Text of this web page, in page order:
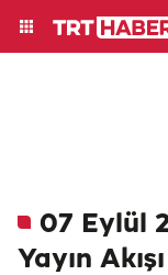
07 Eylül
Yayın Akışı